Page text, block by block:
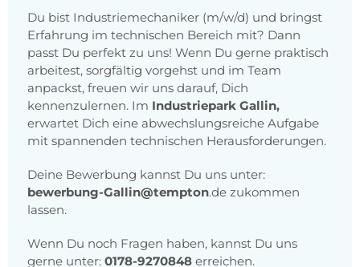
Du bist Industriemechaniker (m/w/d) und bringst
Erfahrung im technischen Bereich mit? Dann
passt Du perfekt zu uns! Wenn Du gerne praktisch
arbeitest, sorgfältig vorgehst und im Team
anpackst, freuen wir uns darauf, Dich
kennenzulernen. Im Industriepark Gallin,
erwartet Dich eine abwechslungsreiche Aufgabe
mit spannenden technischen Herausforderungen.
Deine Bewerbung kannst Du uns unter:
bewerbung-Gallin@tempton.de zukommen
lassen.
Wenn Du noch Fragen haben, kannst Du uns
gerne unter: 0178-9270848 erreichen.